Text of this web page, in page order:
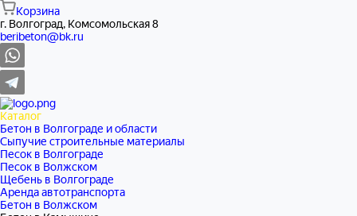
Корзина
г. Волгоград, Комсомольская 8
beribeton@bk.ru
Каталог
Бетон в Волгограде и области
Сыпучие строительные материалы
Песок в Волгограде
Песок в Волжском
Щебень в Волгограде
Аренда автотранспорта
Бетон в Волжском